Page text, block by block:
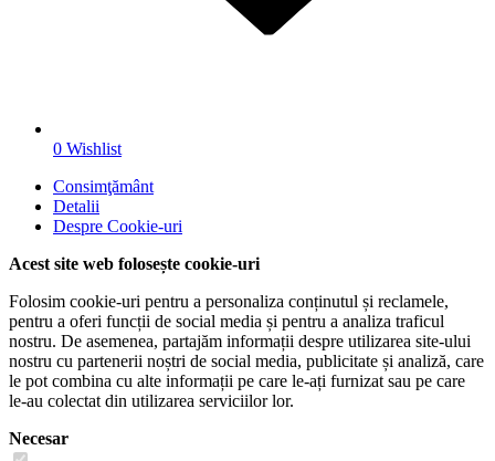
0 Wishlist
Consimţământ
Detalii
Despre Cookie-uri
Acest site web folosește cookie-uri
Folosim cookie-uri pentru a personaliza conținutul și reclamele,
pentru a oferi funcții de social media și pentru a analiza traficul
nostru. De asemenea, partajăm informații despre utilizarea site-ului
nostru cu partenerii noștri de social media, publicitate și analiză, care
le pot combina cu alte informații pe care le-ați furnizat sau pe care
le-au colectat din utilizarea serviciilor lor.
Necesar